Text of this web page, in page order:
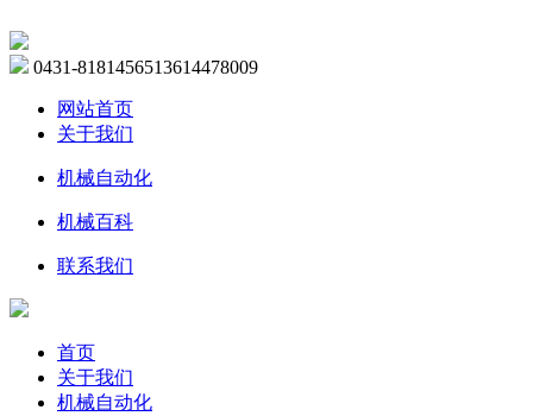
0431-8181456513614478009
网站首页
关于我们
机械自动化
机械百科
联系我们
首页
关于我们
机械自动化